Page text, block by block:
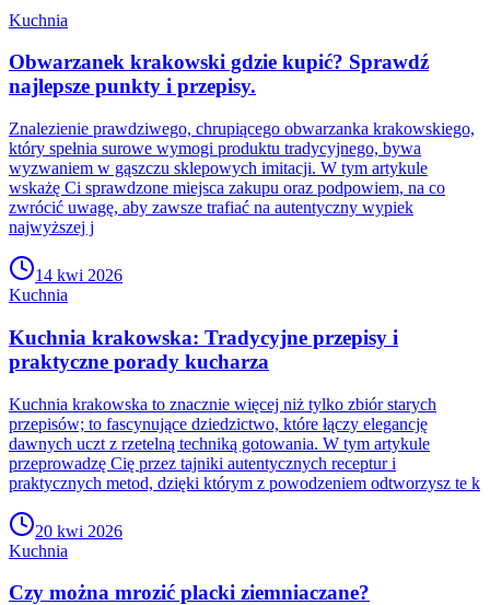
Kuchnia
Obwarzanek krakowski gdzie kupić? Sprawdź
najlepsze punkty i przepisy.
Znalezienie prawdziwego, chrupiącego obwarzanka krakowskiego,
który spełnia surowe wymogi produktu tradycyjnego, bywa
wyzwaniem w gąszczu sklepowych imitacji. W tym artykule
wskażę Ci sprawdzone miejsca zakupu oraz podpowiem, na co
zwrócić uwagę, aby zawsze trafiać na autentyczny wypiek
najwyższej j
14 kwi 2026
Kuchnia
Kuchnia krakowska: Tradycyjne przepisy i
praktyczne porady kucharza
Kuchnia krakowska to znacznie więcej niż tylko zbiór starych
przepisów; to fascynujące dziedzictwo, które łączy elegancję
dawnych uczt z rzetelną techniką gotowania. W tym artykule
przeprowadzę Cię przez tajniki autentycznych receptur i
praktycznych metod, dzięki którym z powodzeniem odtworzysz te k
20 kwi 2026
Kuchnia
Czy można mrozić placki ziemniaczane?